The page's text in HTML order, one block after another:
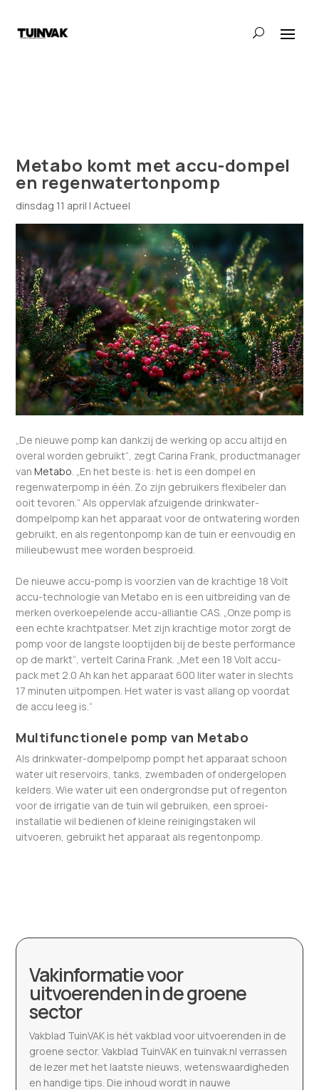
Metabo komt met accu-dompel
en regenwatertonpomp
dinsdag 11 april |Actueel
„De nieuwe pomp kan dankzij de werking op accu altijd en
overal worden gebruikt“, zegt Carina Frank, productmanager
vanMetabo . „En het beste is: het is een dompel en
regenwaterpomp in één. Zo zijn gebruikers flexibeler dan
ooit tevoren.“ Als oppervlak afzuigende drinkwater-
dompelpomp kan het apparaat voor de ontwatering worden
gebruikt, en als regentonpomp kan de tuin er eenvoudig en
milieubewust mee worden besproeid.
De nieuwe accu-pomp is voorzien van de krachtige 18 Volt
accu-technologie van Metabo en is een uitbreiding van de
merken overkoepelende accu-alliantie CAS. „Onze pomp is
een echte krachtpatser. Met zijn krachtige motor zorgt de
pomp voor de langste looptijden bij de beste performance
op de markt“, vertelt Carina Frank. „Met een 18 Volt accu-
pack met 2.0 Ah kan het apparaat 600 liter water in slechts
17 minuten uitpompen. Het water is vast allang op voordat
de accu leeg is.“
Multifunctionele pomp van Metabo
Als drinkwater-dompelpomp pompt het apparaat schoon
water uit reservoirs, tanks, zwembaden of ondergelopen
kelders. Wie water uit een ondergrondse put of regenton
voor de irrigatie van de tuin wil gebruiken, een sproei-
installatie wil bedienen of kleine reinigingstaken wil
uitvoeren, gebruikt het apparaat als regentonpomp.
Vakinformatie voor
uitvoerenden in de groene
sector
Vakblad TuinVAK is hét vakblad voor uitvoerenden in de
groene sector. Vakblad TuinVAK en tuinvak.nl verrassen
de lezer met het laatste nieuws, wetenswaardigheden
en handige tips. Die inhoud wordt in nauwe